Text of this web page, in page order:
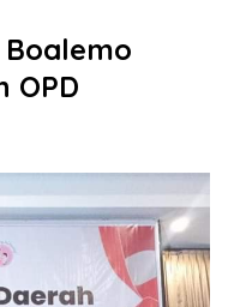
Boalemo
OPD